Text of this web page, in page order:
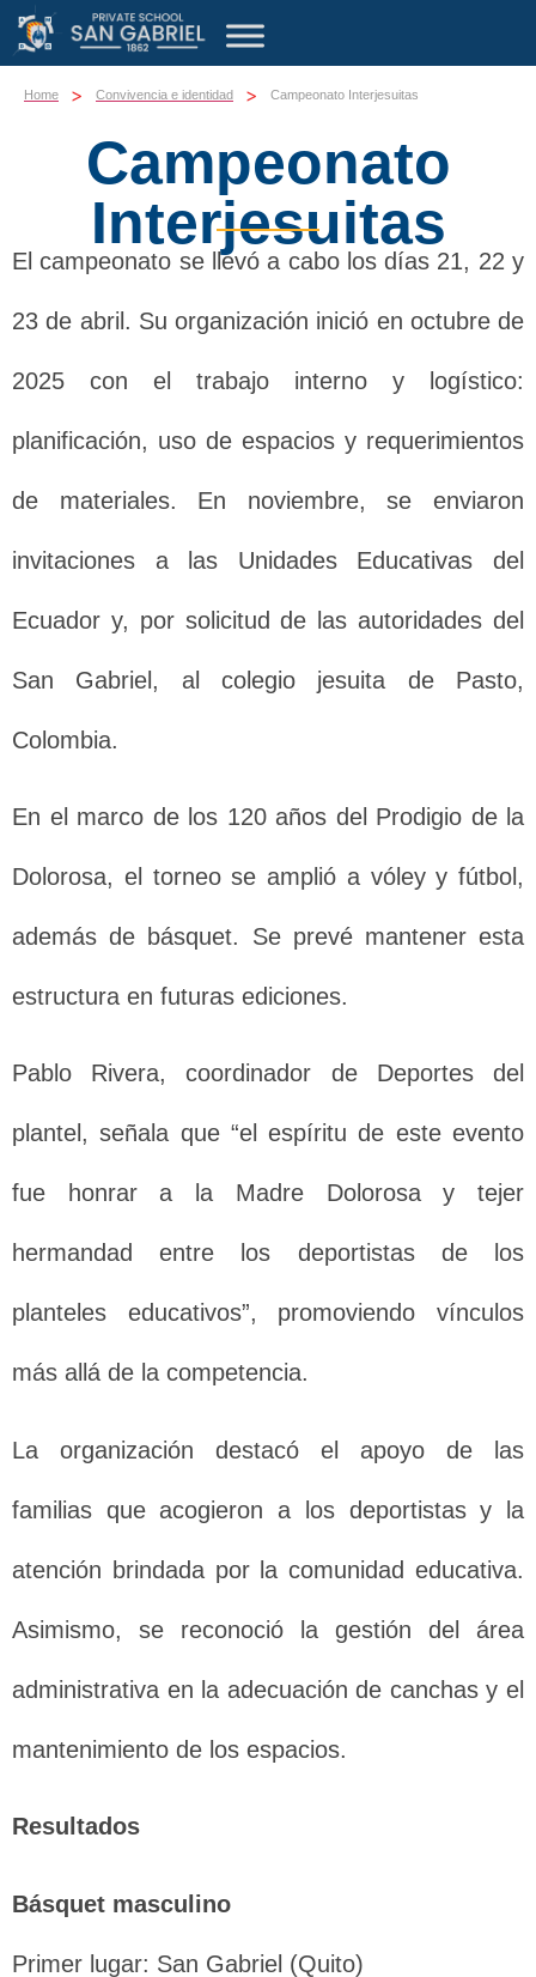
Home > Convivencia e identidad > Campeonato Interjesuitas
Campeonato
Interjesuitas
El campeonato se llevó a cabo los días 21, 22 y
23 de abril. Su organización inició en octubre de
2025 con el trabajo interno y logístico:
planificación, uso de espacios y requerimientos
de materiales. En noviembre, se enviaron
invitaciones a las Unidades Educativas del
Ecuador y, por solicitud de las autoridades del
San Gabriel, al colegio jesuita de Pasto,
Colombia.
En el marco de los 120 años del Prodigio de la
Dolorosa, el torneo se amplió a vóley y fútbol,
además de básquet. Se prevé mantener esta
estructura en futuras ediciones.
Pablo Rivera, coordinador de Deportes del
plantel, señala que “el espíritu de este evento
fue honrar a la Madre Dolorosa y tejer
hermandad entre los deportistas de los
planteles educativos”, promoviendo vínculos
más allá de la competencia.
La organización destacó el apoyo de las
familias que acogieron a los deportistas y la
atención brindada por la comunidad educativa.
Asimismo, se reconoció la gestión del área
administrativa en la adecuación de canchas y el
mantenimiento de los espacios.
Resultados
Básquet masculino
Primer lugar: San Gabriel (Quito)